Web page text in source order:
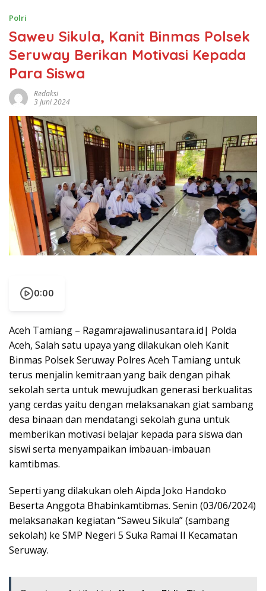
Polri
Saweu Sikula, Kanit Binmas Polsek
Seruway Berikan Motivasi Kepada
Para Siswa
Redaksi
3 Juni 2024
0:00
Aceh Tamiang – Ragamrajawalinusantara.id| Polda
Aceh, Salah satu upaya yang dilakukan oleh Kanit
Binmas Polsek Seruway Polres Aceh Tamiang untuk
terus menjalin kemitraan yang baik dengan pihak
sekolah serta untuk mewujudkan generasi berkualitas
yang cerdas yaitu dengan melaksanakan giat sambang
desa binaan dan mendatangi sekolah guna untuk
memberikan motivasi belajar kepada para siswa dan
siswi serta menyampaikan imbauan-imbauan
kamtibmas.
Seperti yang dilakukan oleh Aipda Joko Handoko
Beserta Anggota Bhabinkamtibmas. Senin (03/06/2024)
melaksanakan kegiatan “Saweu Sikula” (sambang
sekolah) ke SMP Negeri 5 Suka Ramai II Kecamatan
Seruway.